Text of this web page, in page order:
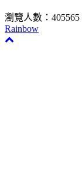
瀏覽人數：405565
Rainbow